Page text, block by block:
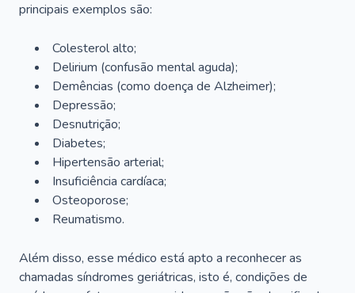
principais exemplos são:
Colesterol alto;
Delirium (confusão mental aguda);
Demências (como doença de Alzheimer);
Depressão;
Desnutrição;
Diabetes;
Hipertensão arterial;
Insuficiência cardíaca;
Osteoporose;
Reumatismo.
Além disso, esse médico está apto a reconhecer as
chamadas síndromes geriátricas, isto é, condições de